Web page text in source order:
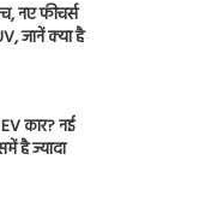
नए फीचर्स
जानें क्या है
कार? नई
है ज्यादा